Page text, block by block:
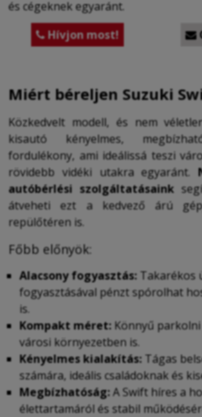
és cégeknek egyaránt.
 Hívjon most! 
Miért béreljen Suzuki
Közkedvelt modell, és nem
kisautó kényelmes,
fordulékony, ami ideálissá teszi
rövidebb vidéki utakra egyaránt.
autóbérlési szolgáltatásaink
átveheti ezt a kedvező árú
repülőtéren is.
Főbb előnyök:
Alacsony fogyasztás: Takarékos
fogyasztásával pénzt spórolhat
is.
Kompakt méret: Könnyű
városi környezetben is.
Kényelmes kialakítás: Tágas
számára, ideális családoknak és
Megbízhatóság:A Swift híres a
élettartamáról és stabil